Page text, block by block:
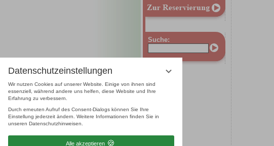
Datenschutzeinstellungen
Wir nutzen Cookies auf unserer Website. Einige von ihnen sind
essenziell, während andere uns helfen, diese Website und Ihre
Erfahrung zu verbessern.
Durch erneuten Aufruf des Consent-Dialogs können Sie Ihre
Einstellung jederzeit ändern. Weitere Informationen finden Sie in
unseren Datenschutzhinweisen.
Alle akzeptieren
Suche: